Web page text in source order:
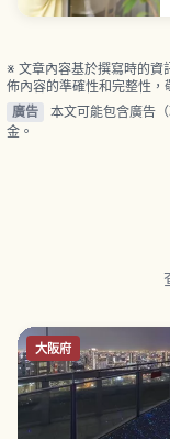
※ 文章內容基於撰寫時的資
佈內容的準確性和完整性，
廣告
本文可能包含廣告
金。
大阪府